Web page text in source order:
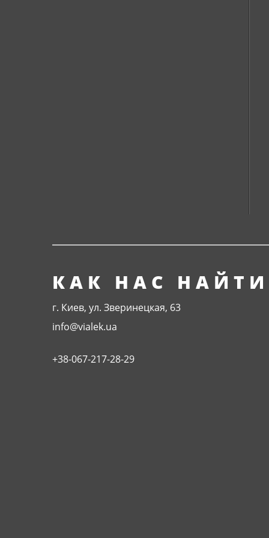
КАК НАС НАЙТИ
г. Киев, ул. Зверинецкая, 63
info@vialek.ua
+38-067-217-28-29